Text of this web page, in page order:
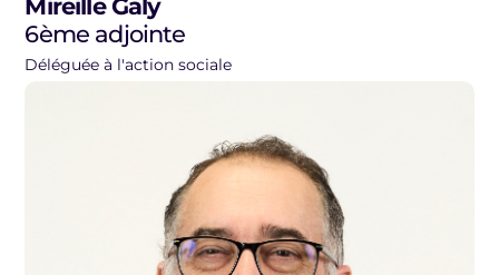
Mireille Galy
6ème adjointe
Déléguée à l'action sociale